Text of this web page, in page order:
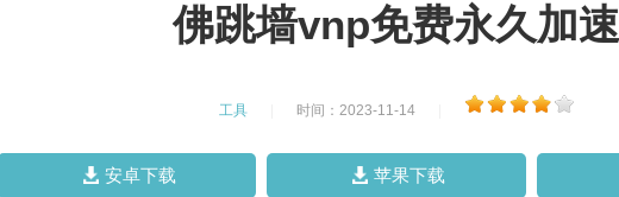
佛跳墙vnp免费永久加速
工具 时间：2023-11-14
安卓下载 苹果下载